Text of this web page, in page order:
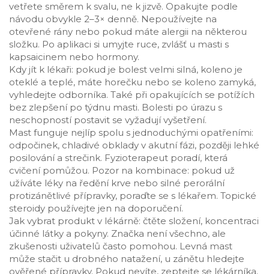
vetřete směrem k svalu, ne k jizvě. Opakujte podle
návodu obvykle 2–3× denně. Nepoužívejte na
otevřené rány nebo pokud máte alergii na některou
složku. Po aplikaci si umyjte ruce, zvlášť u masti s
kapsaicinem nebo hormony.
Kdy jít k lékaři: pokud je bolest velmi silná, koleno je
oteklé a teplé, máte horečku nebo se koleno zamyká,
vyhledejte odborníka. Také při opakujících se potížích
bez zlepšení po týdnu masti. Bolesti po úrazu s
neschopností postavit se vyžadují vyšetření.
Mast funguje nejlíp spolu s jednoduchými opatřeními:
odpočinek, chladivé obklady v akutní fázi, později lehké
posilování a strečink. Fyzioterapeut poradí, která
cvičení pomůžou. Pozor na kombinace: pokud už
užíváte léky na ředění krve nebo silné perorální
protizánětlivé přípravky, poraďte se s lékařem. Topické
steroidy používejte jen na doporučení.
Jak vybrat produkt v lékárně: čtěte složení, koncentraci
účinné látky a pokyny. Značka není všechno, ale
zkušenosti uživatelů často pomohou. Levná mast
může stačit u drobného natažení, u zánětu hledejte
ověřené přípravky. Pokud nevíte, zeptejte se lékárníka.